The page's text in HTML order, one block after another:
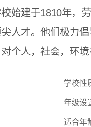
始建于1810年，
人才。他们极力
个人，社会，环境
学校性
年级设
适合年